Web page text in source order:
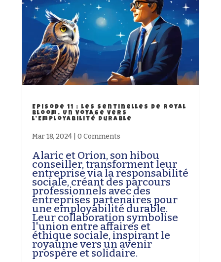
Episode 11 : Les Sentinelles de Royal
Bloom, Un Voyage vers
l’Employabilité Durable
Mar 18, 2024| 0 Comments
Alaric et Orion, son hibou
conseiller, transforment leur
entreprise via la responsabilité
sociale, créant des parcours
professionnels avec des
entreprises partenaires pour
une employabilité durable.
Leur collaboration symbolise
l'union entre affaires et
éthique sociale, inspirant le
royaume vers un avenir
prospère et solidaire.